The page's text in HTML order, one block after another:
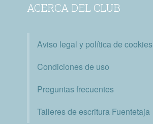
ACERCA DEL CLUB
Aviso legal y política de cookies
Condiciones de uso
Preguntas frecuentes
Talleres de escritura Fuentetaja